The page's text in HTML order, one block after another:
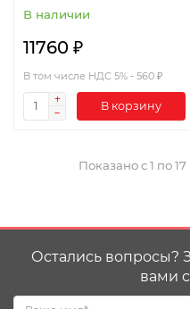
В наличии
11760 ₽
В том числе НДС 5% - 560 ₽
В корзину
Показано с 1 по 17
Остались вопросы?
вами